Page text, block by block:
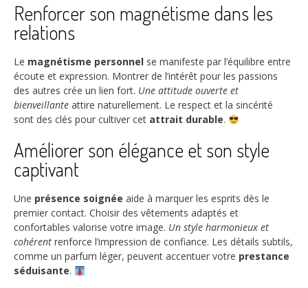
Renforcer son magnétisme dans les
relations
Le magnétisme personnel se manifeste par l’équilibre entre
écoute et expression. Montrer de l’intérêt pour les passions
des autres crée un lien fort. Une attitude ouverte et
bienveillante attire naturellement. Le respect et la sincérité
sont des clés pour cultiver cet attrait durable.
Améliorer son élégance et son style
captivant
Une présence soignée aide à marquer les esprits dès le
premier contact. Choisir des vêtements adaptés et
confortables valorise votre image. Un style harmonieux et
cohérent renforce l’impression de confiance. Les détails subtils,
comme un parfum léger, peuvent accentuer votre prestance
séduisante.